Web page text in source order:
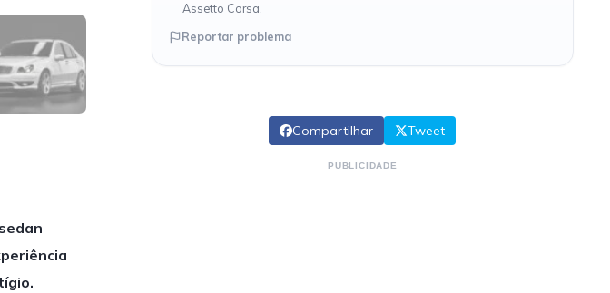
Assetto Corsa.
Reportar problema
Compartilhar Tweet
PUBLICIDADE